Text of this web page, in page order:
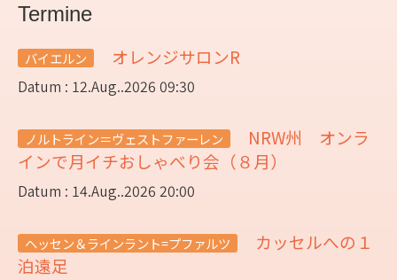
Termine
バイエルン オレンジサロンR
Datum : 12.Aug..2026 09:30
ノルトライン＝ヴェストファーレン
NRW州 オンラ
インで月イチおしゃべり会（８月）
Datum : 14.Aug..2026 20:00
ヘッセン＆ラインラント=プファルツ
カッセルへの１
泊遠足